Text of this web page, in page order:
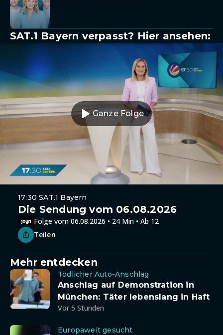
SAT.1 Bayern verpasst? Hier ansehen:
Ganze Folge
17:30 SAT.1 Bayern
Die Sendung vom 06.08.2026
Folge vom 06.08.2026 • 24 Min • Ab 12
Teilen
Mehr entdecken
Tödlicher Auto-Anschlag
Anschlag auf Demonstration in
München: Täter lebenslang in Haft
Vor 5 Stunden
Europaweit gesucht